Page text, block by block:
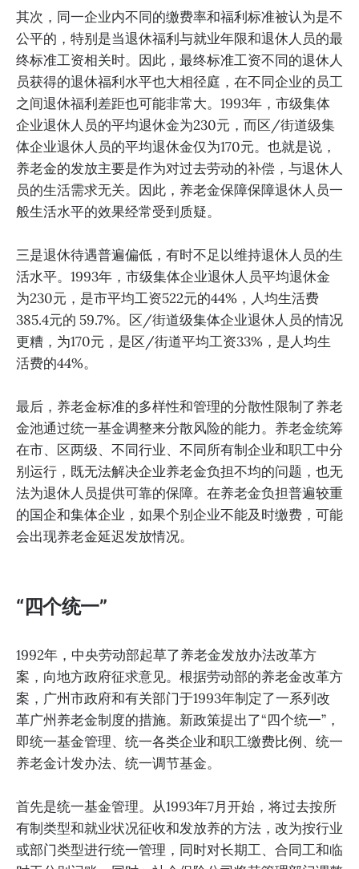
其次，同一企业内不同的缴费率和福利标准被认为是不
公平的，特别是当退休福利与就业年限和退休人员的最
终标准工资相关时。因此，最终标准工资不同的退休人
员获得的退休福利水平也大相径庭，在不同企业的员工
之间退休福利差距也可能非常大。1993年，市级集体
企业退休人员的平均退休金为230元，而区/街道级集
体企业退休人员的平均退休金仅为170元。也就是说，
养老金的发放主要是作为对过去劳动的补偿，与退休人
员的生活需求无关。因此，养老金保障保障退休人员一
般生活水平的效果经常受到质疑。
三是退休待遇普遍偏低，有时不足以维持退休人员的生
活水平。1993年，市级集体企业退休人员平均退休金
为230元，是市平均工资522元的44%，人均生活费
385.4元的 59.7%。区/街道级集体企业退休人员的情况
更糟，为170元，是区/街道平均工资33%，是人均生
活费的44%。
最后，养老金标准的多样性和管理的分散性限制了养老
金池通过统一基金调整来分散风险的能力。养老金统筹
在市、区两级、不同行业、不同所有制企业和职工中分
别运行，既无法解决企业养老金负担不均的问题，也无
法为退休人员提供可靠的保障。在养老金负担普遍较重
的国企和集体企业，如果个别企业不能及时缴费，可能
会出现养老金延迟发放情况。
“四个统一”
1992年，中央劳动部起草了养老金发放办法改革方
案，向地方政府征求意见。根据劳动部的养老金改革方
案，广州市政府和有关部门于1993年制定了一系列改
革广州养老金制度的措施。新政策提出了“四个统一”，
即统一基金管理、统一各类企业和职工缴费比例、统一
养老金计发办法、统一调节基金。
首先是统一基金管理。从1993年7月开始，将过去按所
有制类型和就业状况征收和发放养的方法，改为按行业
或部门类型进行统一管理，同时对长期工、合同工和临